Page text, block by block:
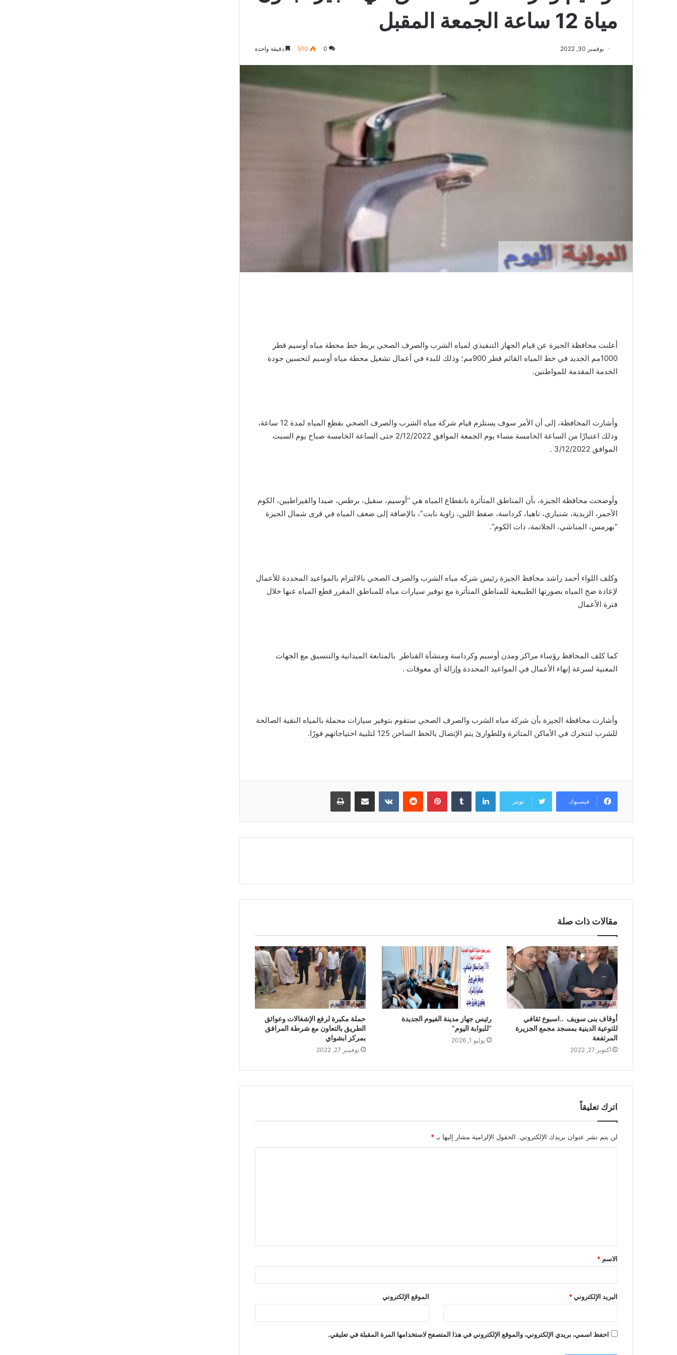
مياة 12 ساعة الجمعة المقبل
نوفمبر 30, 2022 0
510 دقيقة واحدة
أعلنت محافظة الجيزة عن قيام الجهاز التنفيذي لمياه الشرب والصرف الصحي بربط خط محطة مياه أوسيم قطر
1000مم الجديد في خط المياه القائم قطر 900مم؛ وذلك للبدء في أعمال تشغيل محطة مياه أوسيم لتحسين جودة
الخدمة المقدمة للمواطنين.
وأشارت المحافظة، إلى أن الأمر سوف يستلزم قيام شركة مياه الشرب والصرف الصحي بقطع المياه لمدة 12 ساعة،
وذلك اعتبارًا من الساعة الخامسة مساء يوم الجمعة الموافق 2/12/2022 حتى الساعة الخامسة صباح يوم السبت
الموافق 3/12/2022 .
وأوضحت محافظة الجيزة، بأن المناطق المتأثرة بانقطاع المياه هي “أوسيم، سقيل، برطس، صيدا والقيراطيين، الكوم
الأحمر، الزيدية، شنباري، ناهيا، كرداسة، صفط اللبن، زاوية نابت”، بالإضافة إلى ضعف المياه في قرى شمال الجيزة
“بهرمس، المناشي، الجلاتمة، ذات الكوم”.
وكلف اللواء أحمد راشد محافظ الجيزة رئيس شركه مياه الشرب والصرف الصحي بالالتزام بالمواعيد المحددة للأعمال
لإعادة ضخ المياه بصورتها الطبيعية للمناطق المتأثرة مع توفير سيارات مياه للمناطق المقرر قطع المياه عنها خلال
فترة الأعمال
كما كلف المحافظ رؤساء مراكز ومدن أوسيم وكرداسة ومنشأة القناطر بالمتابعة الميدانية والتنسيق مع الجهات
المعنية لسرعة إنهاء الأعمال في المواعيد المحددة وإزالة أي معوقات .
وأشارت محافظة الجيزة بأن شركة مياه الشرب والصرف الصحي ستقوم بتوفير سيارات محملة بالمياه النقية الصالحة
للشرب لتتحرك في الأماكن المتاثرة وللطوارئ يتم الإتصال بالخط الساخن 125 لتلبية احتياجاتهم فورًا.
فيسبوك تويتر
لينكدإن بينتيريست مشاركة عبر البريد طباعة
مقالات ذات صلة
أوقاف بنى سويف ..اسبوع ثقافي
للتوعية الدينية بمسجد مجمع الجزيرة
المرتفعة
أكتوبر 27, 2022
رئيس جهاز مدينة الفيوم الجديدة
“للبوابة اليوم”
يوليو 1, 2026
حملة مكبرة لرفع الإشغالات وعوائق
الطريق بالتعاون مع شرطة المرافق
بمركز ابشواي
نوفمبر 27, 2022
اترك تعليقاً
لن يتم نشر عنوان بريدك الإلكتروني. الحقول الإلزامية مشار إليها بـ *
ق
*
الاسم *
البريد الإلكتروني* الموقع الإلكتروني
احفظ اسمي، بريدي الإلكتروني، والموقع الإلكتروني في هذا المتصفح لاستخدامها المرة المقبلة في تعليقي.